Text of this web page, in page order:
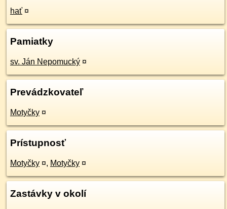
hať ¤
Pamiatky
sv. Ján Nepomucký ¤
Prevádzkovateľ
Motyčky ¤
Prístupnosť
Motyčky ¤, Motyčky ¤
Zastávky v okolí